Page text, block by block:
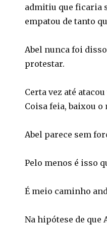
admitiu que ficaria
empatou de tanto
Abel nunca foi
protestar.
Certa vez até
Coisa feia, baixou o
Abel parece sem
Pelo menos é isso
É meio caminho
Na hipótese de que